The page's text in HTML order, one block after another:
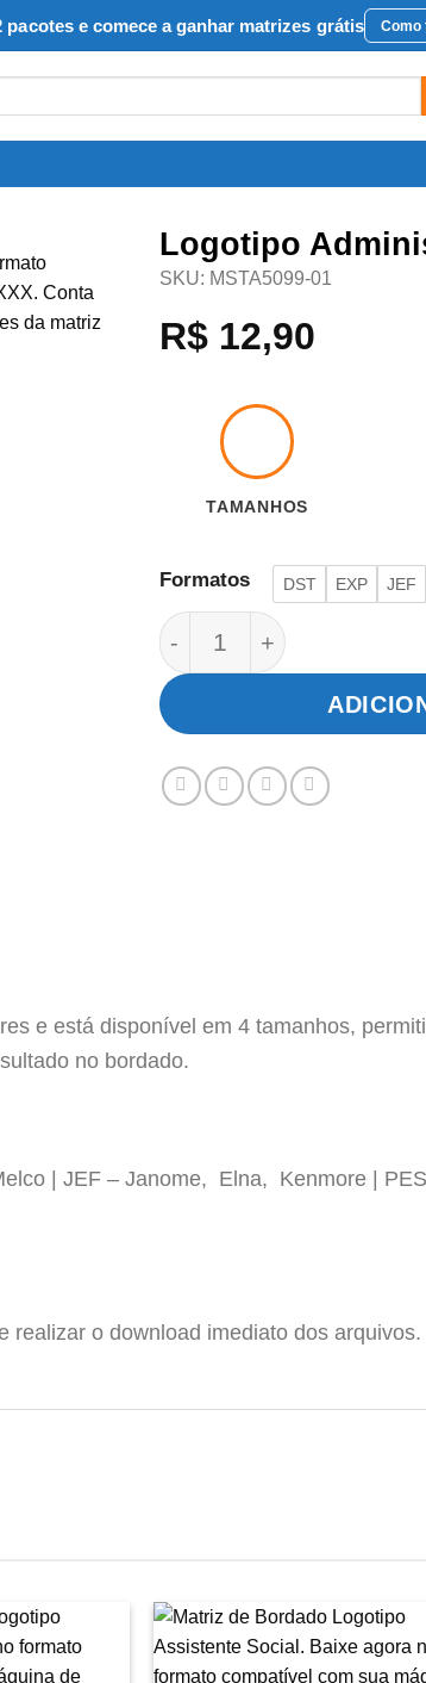
pacotes e comece a ganhar matrizes grátis Como
Favoritar
Logotipo
SKU: MSTA5099-01
R$ 12,90
Formatos DST EXP JEF
Logotipo Administração
e está disponível em 4 tamanhos,
no bordado.
| JEF – Janome, Elna, Kenmore |
realizar o download imediato dos
Favoritar